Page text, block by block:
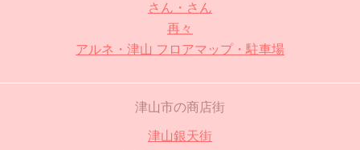
さん・さん
再々
アルネ・津山 フロアマップ・駐車場
津山市の商店街
津山銀天街